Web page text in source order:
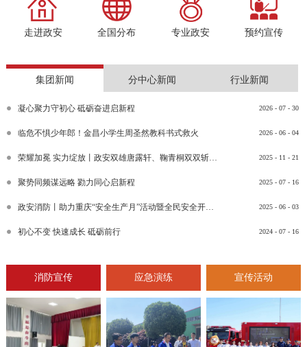
走进政安 全国分布 专业政安 预约宣传
集团新闻 分中心新闻 行业新闻
2026 - 07 - 30
凝心聚力守初心 砥砺奋进启新程
2026 - 06 - 04
临危不惧少年郎！金昌小学生周圣然教科书式救火
2025 - 11 - 21
荣耀加冕 实力绽放丨政安双雄唐露轩、鞠青桐双双斩获“渝消蓝盾讲师团金牌讲师”比武竞赛决赛大奖
2025 - 07 - 16
聚势同频谋远略 勠力同心启新程
2025 - 06 - 03
政安消防丨助力重庆“安全生产月”活动暨全民安全开放日活动
2024 - 07 - 16
初心不变 快速成长 砥砺前行
消防宣传 应急演练 宣传活动